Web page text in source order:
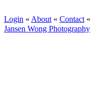
Login « About « Contact «
Jansen Wong Photography